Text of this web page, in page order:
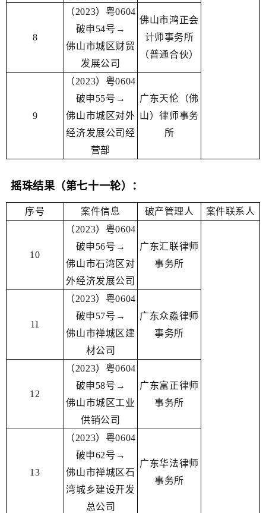
8
（2023）粤0604
破申54号→
佛山市城区财贸
发展公司
佛山市鸿正会
计师事务所
（普通合伙）
9
（2023）粤0604
破申55号→
佛山市城区对外
经济发展公司经
营部
广东天伦（佛
山）律师事务
所
摇珠结果（第七十一轮）：
序号 案件信息 破产管理人 案件联系人
10
（2023）粤0604
破申56号→
佛山市石湾区对
外经济发展公司
广东汇联律师
事务所
11
（2023）粤0604
破申57号 →
佛山市禅城区建
材公司
广东众淼律师
事务所
12
（2023）粤0604
破申58号→
佛山市城区工业
供销公司
广东富正律师
事务所
13
（2023）粤0604
破申62号→
佛山市禅城区石
湾城乡建设开发
总公司
广东华法律师
事务所